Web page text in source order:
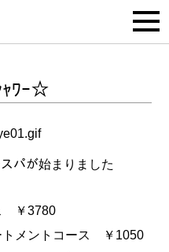
ﾜｰ☆
パが始まりました
￥3780
トメントコース ￥1050